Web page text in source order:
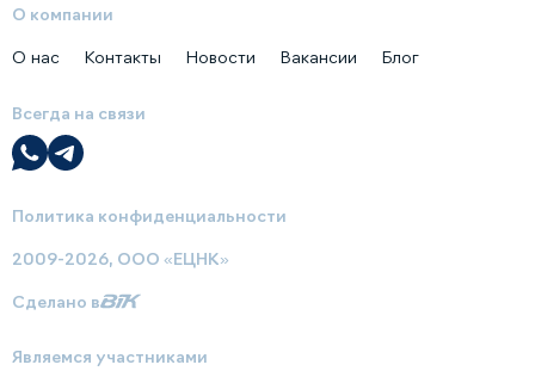
О компании
О нас Контакты Новости Вакансии Блог
Всегда на связи
Политика конфиденциальности
2009-2026, ООО «ЕЦНК»
Сделано в
Являемся участниками